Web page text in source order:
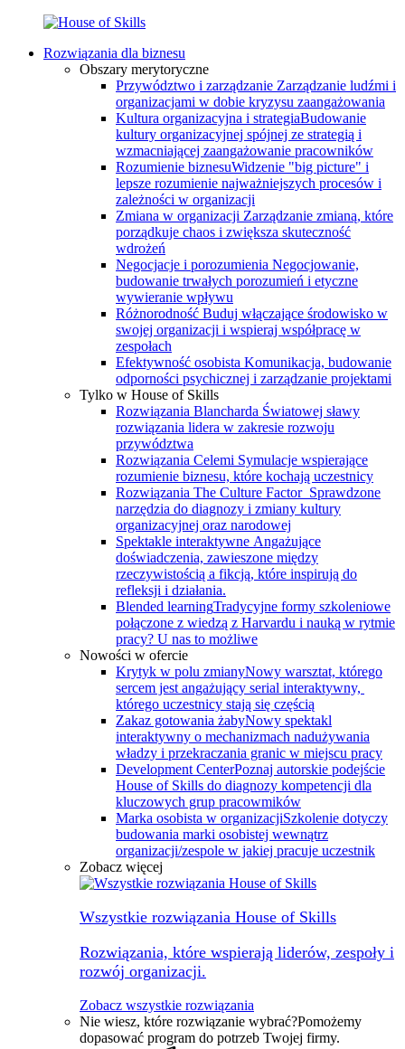
Rozwiązania dla biznesu
Obszary merytoryczne
Przywództwo i zarządzanie Zarządzanie ludźmi i
organizacjami w dobie kryzysu zaangażowania
Kultura organizacyjna i strategiaBudowanie
kultury organizacyjnej spójnej ze strategią i
wzmacniającej zaangażowanie pracowników
Rozumienie biznesuWidzenie "big picture" i
lepsze rozumienie najważniejszych procesów i
zależności w organizacji
Zmiana w organizacji Zarządzanie zmianą, które
porządkuje chaos i zwiększa skuteczność
wdrożeń
Negocjacje i porozumienia Negocjowanie,
budowanie trwałych porozumień i etyczne
wywieranie wpływu
Różnorodność Buduj włączające środowisko w
swojej organizacji i wspieraj współpracę w
zespołach
Efektywność osobista Komunikacja, budowanie
odporności psychicznej i zarządzanie projektami
Tylko w House of Skills
Rozwiązania Blancharda Światowej sławy
rozwiązania lidera w zakresie rozwoju
przywództwa
Rozwiązania Celemi Symulacje wspierające
rozumienie biznesu, które kochają uczestnicy
Rozwiązania The Culture Factor Sprawdzone
narzędzia do diagnozy i zmiany kultury
organizacyjnej oraz narodowej
Spektakle interaktywne Angażujące
doświadczenia, zawieszone między
rzeczywistością a fikcją, które inspirują do
refleksji i działania.
Blended learningTradycyjne formy szkoleniowe
połączone z wiedzą z Harvardu i nauką w rytmie
pracy? U nas to możliwe
Nowości w ofercie
Krytyk w polu zmianyNowy warsztat, którego
sercem jest angażujący serial interaktywny, ​
którego uczestnicy stają się częścią
Zakaz gotowania żabyNowy spektakl
interaktywny o mechanizmach nadużywania
władzy i przekraczania granic w miejscu pracy
Development CenterPoznaj autorskie podejście
House of Skills do diagnozy kompetencji dla
kluczowych grup pracowmików
Marka osobista w organizacjiSzkolenie dotyczy
budowania marki osobistej wewnątrz
organizacji/zespole w jakiej pracuje uczestnik
Zobacz więcej
Wszystkie rozwiązania House of Skills
Rozwiązania, które wspierają liderów, zespoły i
rozwój organizacji.
Zobacz wszystkie rozwiązania
Nie wiesz, które rozwiązanie wybrać?Pomożemy
dopasować program do potrzeb Twojej firmy.